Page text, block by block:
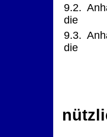
9.2.
die
9.3.
die